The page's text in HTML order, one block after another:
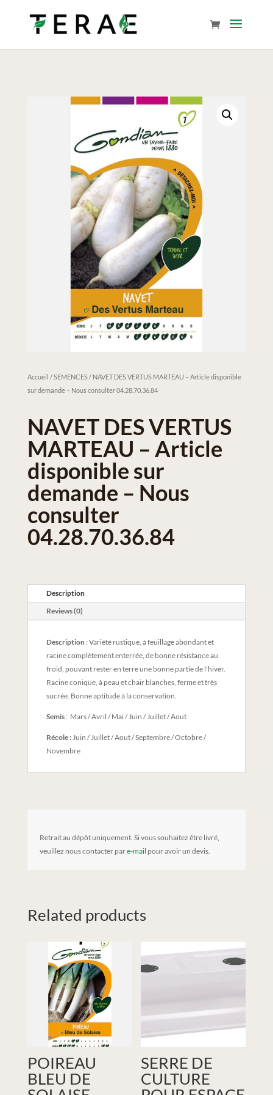
Accueil /SEMENCES/ NAVET DES VERTUS MARTEAU – Article disponible
sur demande – Nous consulter 04.28.70.36.84
NAVET DES VERTUS
MARTEAU – Article
disponible sur
demande – Nous
consulter
04.28.70.36.84
Description
Reviews (0)
Description: Variété rustique, à feuillage abondant et
racine complètement enterrée, de bonne résistance au
froid, pouvant rester en terre une bonne partie de l'hiver.
Racine conique, à peau et chair blanches, ferme et très
sucrée. Bonne aptitude à la conservation.
Semis: Mars / Avril / Mai / Juin / Juillet / Aout
Récole :Juin / Juillet / Aout / Septembre / Octobre /
Novembre
Retrait au dépôt uniquement. Si vous souhaitez être livré,
veuillez nous contacter pare-mail pour avoir un devis.
Related products
POIREAU
BLEU DE
SERRE DE
CULTURE